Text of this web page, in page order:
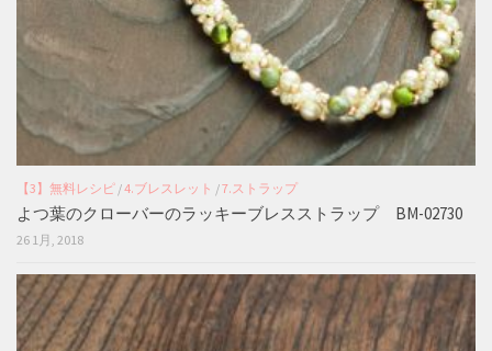
【3】無料レシピ /4.ブレスレット /7.ストラップ
よつ葉のクローバーのラッキーブレスストラップ BM-02730
26 1月, 2018